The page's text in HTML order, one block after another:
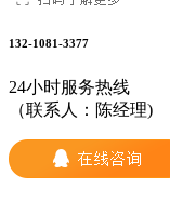
132-1081-3377
24小时服务热线
（联系人：陈经理)